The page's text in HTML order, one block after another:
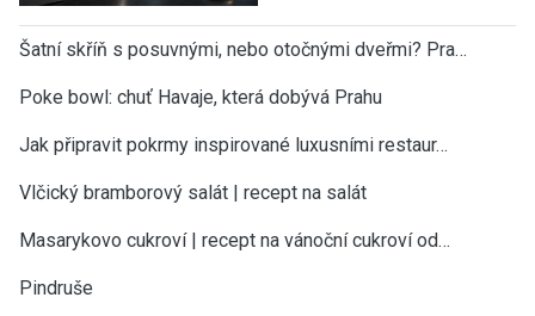
Šatní skříň s posuvnými, nebo otočnými dveřmi? Pra…
Poke bowl: chuť Havaje, která dobývá Prahu
Jak připravit pokrmy inspirované luxusními restaur…
Vlčický bramborový salát | recept na salát
Masarykovo cukroví | recept na vánoční cukroví od…
Pindruše